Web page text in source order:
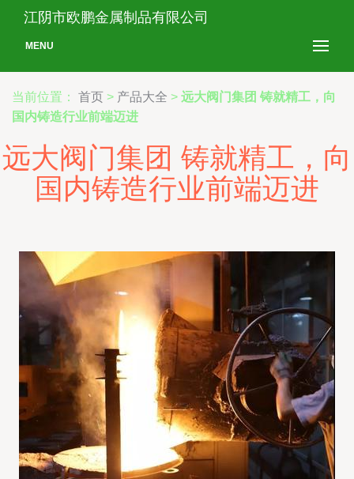
江阴市欧鹏金属制品有限公司
MENU
当前位置： 首页 > 产品大全 > 远大阀门集团 铸就精工，向
国内铸造行业前端迈进
远大阀门集团 铸就精工，向
国内铸造行业前端迈进